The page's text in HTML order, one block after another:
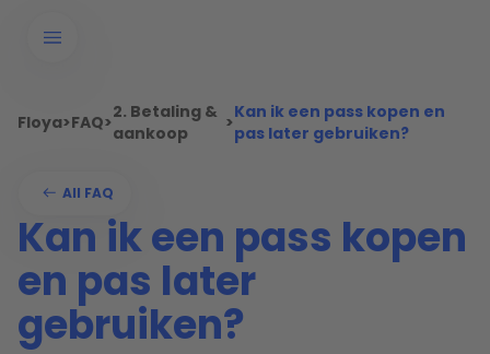
Floya>FAQ>2. Betaling &
aankoop
>Kan ik een pass kopen en
pas later gebruiken?
All FAQ
Kan ik een pass kopen
en pas later
gebruiken?